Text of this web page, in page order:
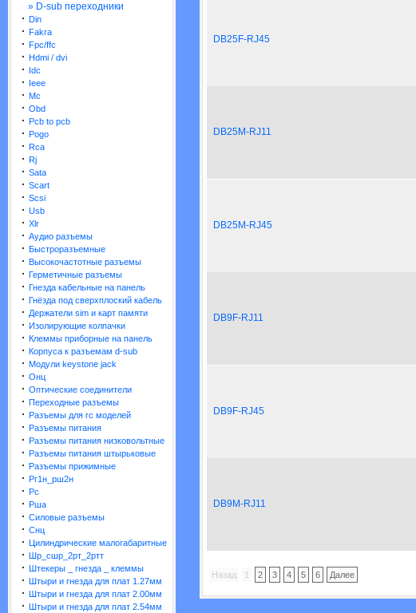
» D-sub переходники
· Din
· Fakra
· Fpc/ffc
· Hdmi / dvi
· Idc
· Ieee
· Mc
· Obd
· Pcb to pcb
· Pogo
· Rca
· Rj
· Sata
· Scart
· Scsi
· Usb
· Xlr
· Аудио разъемы
· Быстроразъемные
· Высокочастотные разъемы
· Герметичные разъемы
· Гнезда кабельные на панель
· Гнёзда под сверхплоский кабель
· Держатели sim и карт памяти
· Изолирующие колпачки
· Клеммы приборные на панель
· Корпуса к разъемам d-sub
· Модули keystone jack
· Онц
· Оптические соединители
· Переходные разъемы
· Разъемы для rc моделей
· Разъемы питания
· Разъемы питания низковольтные
· Разъемы питания штырьковые
· Разъемы прижимные
· Рг1н_рш2н
· Рс
· Рша
· Силовые разъемы
· Снц
· Цилиндрические малогабаритные
· Шр_сшр_2рт_2ртт
· Штекеры _ гнезда _ клеммы
· Штыри и гнезда для плат 1.27мм
· Штыри и гнезда для плат 2.00мм
· Штыри и гнезда для плат 2.54мм
DB25F-RJ45
DB25M-RJ11
DB25M-RJ45
DB9F-RJ11
DB9F-RJ45
DB9M-RJ11
Назад 1 2 3 4 5 6 Далее